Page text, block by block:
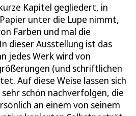
Kapitel gegliedert, in
unter die Lupe nimmt,
Farben und mal die
dieser Ausstellung ist das
jedes Werk wird von
(und schriftlichen
Auf diese Weise lassen sich
schön nachverfolgen, die
an einem von seinem